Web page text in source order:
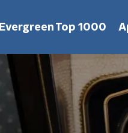
Evergreen Top 1000